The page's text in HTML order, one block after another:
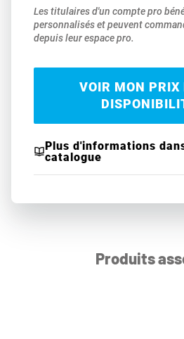
Les titulaires d'un compte pro
personnalisés et peuvent
depuis leur espace pro.
VOIR MON PRIX
Plus d'informations
catalogue
Produits